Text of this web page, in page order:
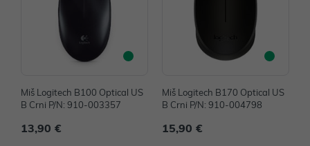
Miš Logitech B100 Optical US
B Crni P/N: 910-003357
13,90 €
Miš Logitech B170 Optical US
B Crni P/N: 910-004798
15,90 €